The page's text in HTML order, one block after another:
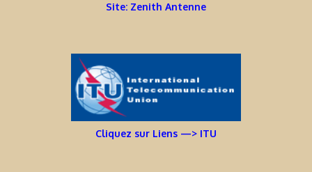
Site: Zenith Antenne
Cliquez sur Liens —> ITU